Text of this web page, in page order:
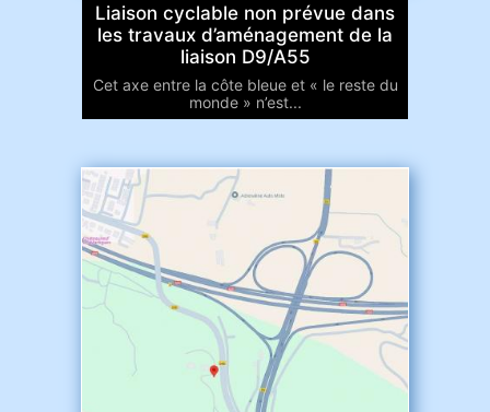
Liaison cyclable non prévue dans
les travaux d’aménagement de la
liaison D9/A55
Cet axe entre la côte bleue et « le reste du
monde » n’est...